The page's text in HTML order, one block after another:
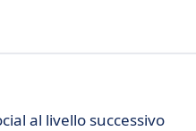
al livello successivo